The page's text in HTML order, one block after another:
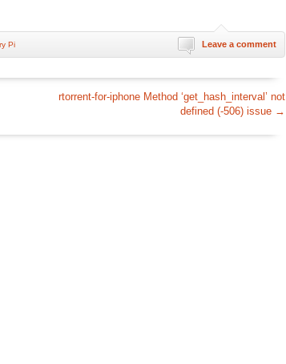
Pi Leave a comment
rtorrent-for-iphone Method ‘get_hash_interval’ not
defined (-506) issue →